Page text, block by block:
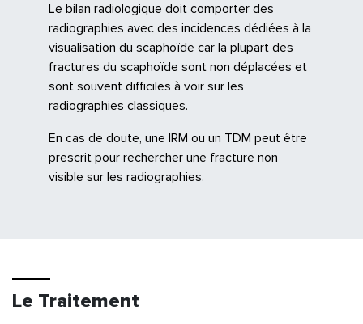
Le bilan radiologique doit comporter des
radiographies avec des incidences dédiées à la
visualisation du scaphoïde car la plupart des
fractures du scaphoïde sont non déplacées et
sont souvent difficiles à voir sur les
radiographies classiques.
En cas de doute, une IRM ou un TDM peut être
prescrit pour rechercher une fracture non
visible sur les radiographies.
Le Traitement